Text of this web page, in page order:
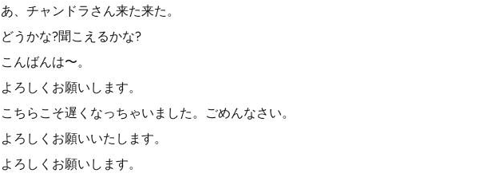
あ、チャンドラさん来た来た。
どうかな?聞こえるかな?
こんばんは〜。
よろしくお願いします。
こちらこそ遅くなっちゃいました。ごめんなさい。
よろしくお願いいたします。
よろしくお願いします。